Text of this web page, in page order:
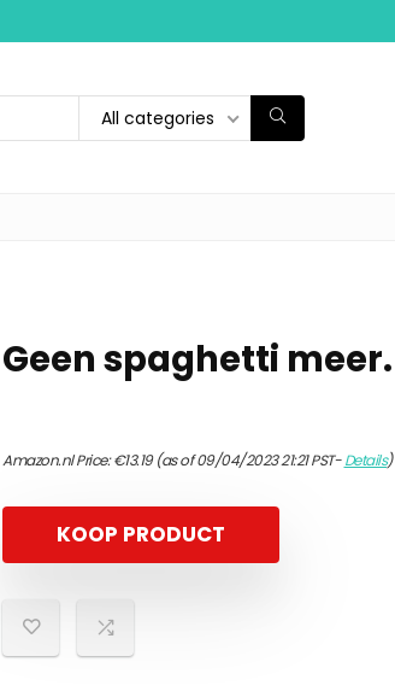
All categories
Geen spaghetti meer.
Amazon.nl Price:€13.19(as of 09/04/2023 21:21 PST-Details)
KOOP PRODUCT